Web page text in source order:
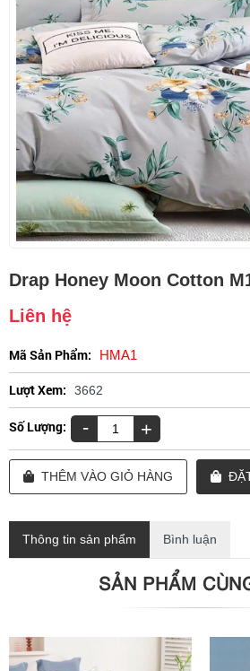
Drap Honey Moon Cotton
Liên hệ
Mã Sản Phẩm: HMA1
Lượt Xem: 3662
Số Lượng: - +
THÊM VÀO GIỎ HÀNG
Thông tin sản phẩm Bình luận
SẢN PHẨM